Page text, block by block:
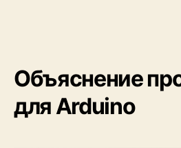
Объяснение
для Arduino